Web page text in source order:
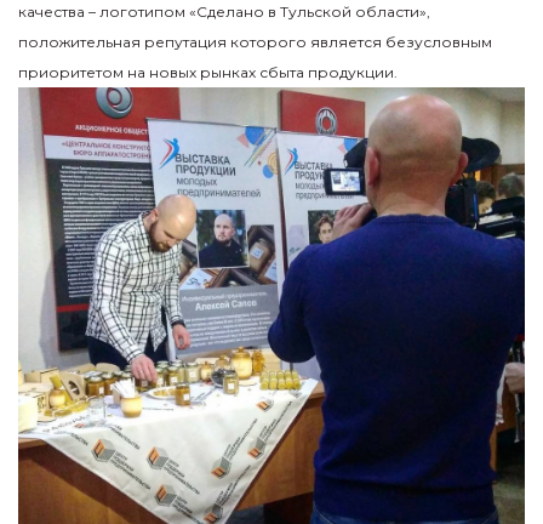
качества – логотипом «Сделано в Тульской области»,
положительная репутация которого является безусловным
приоритетом на новых рынках сбыта продукции.